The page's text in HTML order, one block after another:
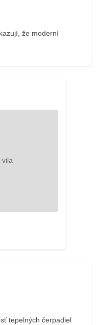
že moderní
tepelných čerpadiel